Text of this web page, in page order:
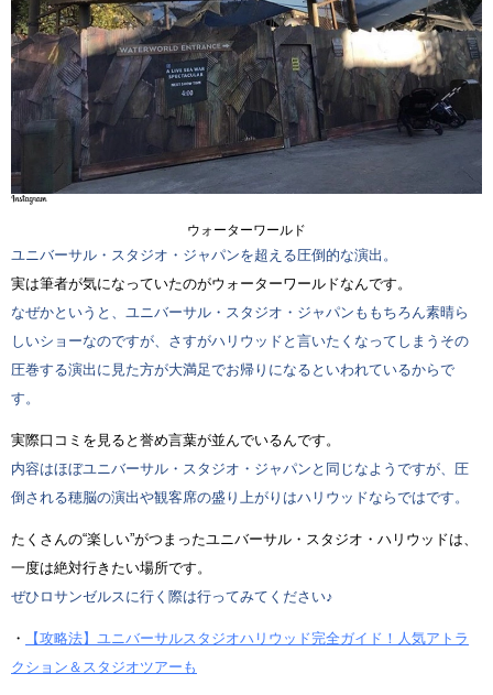
ウォーターワールド
ユニバーサル・スタジオ・ジャパンを超える圧倒的な演出。
実は筆者が気になっていたのがウォーターワールドなんです。
なぜかというと、ユニバーサル・スタジオ・ジャパンももちろん素晴ら
しいショーなのですが、さすがハリウッドと言いたくなってしまうその
圧巻する演出に見た方が大満足でお帰りになるといわれているからで
す。
実際口コミを見ると誉め言葉が並んでいるんです。
内容はほぼユニバーサル・スタジオ・ジャパンと同じなようですが、圧
倒される穂脳の演出や観客席の盛り上がりはハリウッドならではです。
たくさんの“楽しい”がつまったユニバーサル・スタジオ・ハリウッドは、
一度は絶対行きたい場所です。
ぜひロサンゼルスに行く際は行ってみてください♪
・
【攻略法】ユニバーサルスタジオハリウッド完全ガイド！人気アトラ
クション＆スタジオツアーも